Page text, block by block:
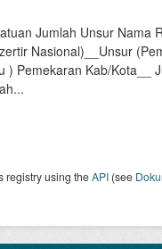
Jumlah Unsur Nama
Nasional)__Unsur
) Pemekaran Kab/Kota__
registry using theAPI (see